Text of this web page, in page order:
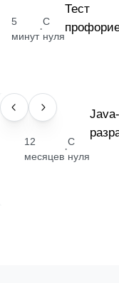
5
минут
·
С
нуля
Тест
ПРОФЕССИЯ
12
месяцев
·
С
нуля
Java-